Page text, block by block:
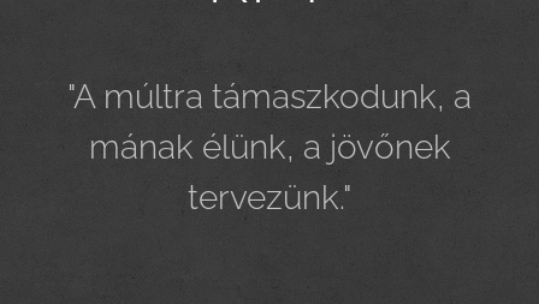
"A múltra támaszkodunk, a
mának élünk, a jövőnek
tervezünk."